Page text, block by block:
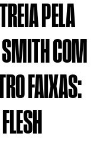
PELA
COM
FAIXAS: